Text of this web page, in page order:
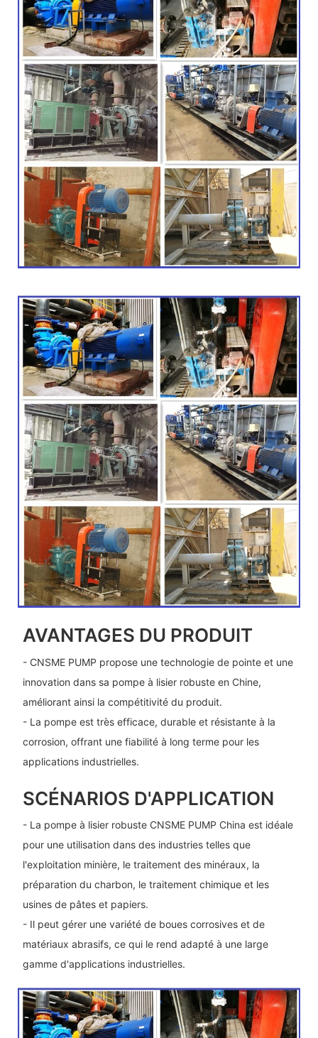
AVANTAGES DU PRODUIT
- CNSME PUMP propose une technologie de pointe et une
innovation dans sa pompe à lisier robuste en Chine,
améliorant ainsi la compétitivité du produit.
- La pompe est très efficace, durable et résistante à la
corrosion, offrant une fiabilité à long terme pour les
applications industrielles.
SCÉNARIOS D'APPLICATION
- La pompe à lisier robuste CNSME PUMP China est idéale
pour une utilisation dans des industries telles que
l'exploitation minière, le traitement des minéraux, la
préparation du charbon, le traitement chimique et les
usines de pâtes et papiers.
- Il peut gérer une variété de boues corrosives et de
matériaux abrasifs, ce qui le rend adapté à une large
gamme d'applications industrielles.